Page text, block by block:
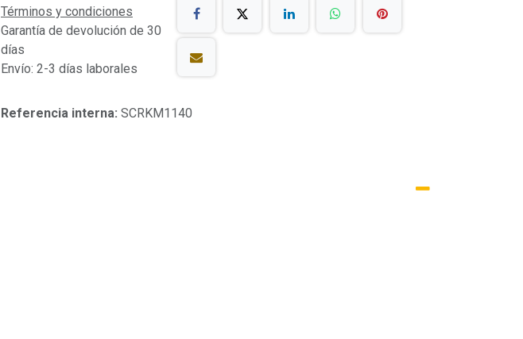
Términos y condiciones
Garantía de devolución de 30
días
Envío: 2-3 días laborales
Referencia interna: SCRKM1140